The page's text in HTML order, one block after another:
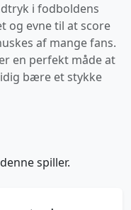
i fodboldens
og evne til at score
af mange fans.
en perfekt måde at
bære et stykke
spiller.